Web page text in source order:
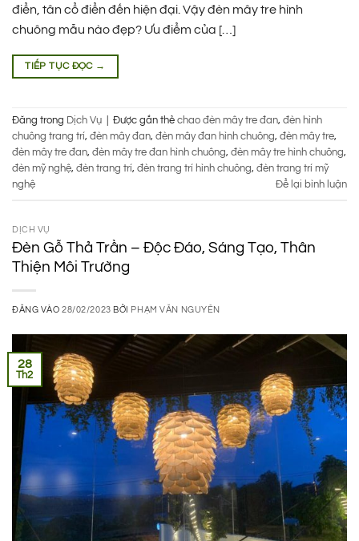
điển, tân cổ điển đến hiện đại. Vậy đèn mây tre hình
chuông mẫu nào đẹp? Ưu điểm của […]
TIẾP TỤC ĐỌC →
Đăng trong Dịch Vụ Được gắn thẻ chao đèn mây tre đan, đèn hình
chuông trang trí, đèn mây đan, đèn mây đan hình chuông, đèn mây tre,
đèn mây tre đan, đèn mây tre đan hình chuông, đèn mây tre hình chuông,
đèn mỹ nghệ, đèn trang trí, đèn trang trí hình chuông, đèn trang trí mỹ
nghệ
Để lại bình luận
DỊCH VỤ
Đèn Gỗ Thả Trần – Độc Đáo, Sáng Tạo, Thân
Thiện Môi Trường
ĐĂNG VÀO28/02/2023 BỞI PHẠM VĂN NGUYÊN
28
Th2